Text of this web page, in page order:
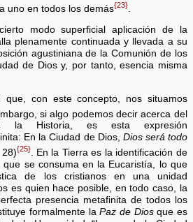
uno en todos los demás{23}
modo superficial aplicación de la
plenamente continuada y llevada a su
agustiniana de la Comunión de los
de Dios y, por tanto, esencia misma
que, con este concepto, nos situamos
si algo podemos decir acerca del
la Historia, es esta expresión
En la Ciudad de Dios, Dios será todo
{25}. En la Tierra es la identificación de
se consuma en la Eucaristía, lo que
de los cristianos en una unidad
es quien hace posible, en todo caso, la
presencia metafinita de todos los
formalmente laPaz de Diosque es